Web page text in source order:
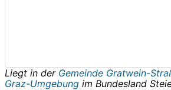
Liegt in der Gemeinde Gratwein-
Graz-Umgebung im Bundesland